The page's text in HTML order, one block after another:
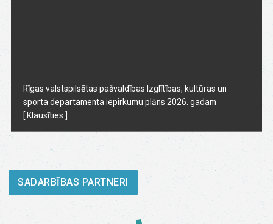
Rīgas valstspilsētas pašvaldības Izglītības, kultūras un
sporta departamenta iepirkumu plāns 2026. gadam
[ Klausīties ]
SADARBĪBAS PARTNERI